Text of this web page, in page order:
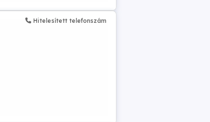
Hitelesített telefonszám